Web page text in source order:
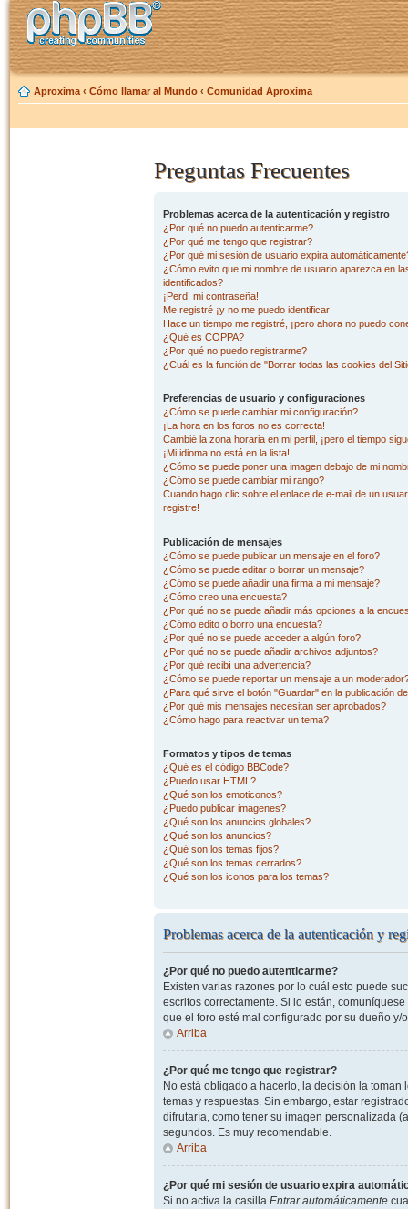
Aproxima ‹ Cómo llamar al Mundo ‹ Comunidad Aproxima
Preguntas Frecuentes
Problemas acerca de la autenticación y registro
¿Por qué no puedo autenticarme?
¿Por qué me tengo que registrar?
¿Por qué mi sesión de usuario expira
¿Cómo evito que mi nombre de usuario aparezca en
identificados?
¡Perdí mi contraseña!
Me registré ¡y no me puedo identificar!
Hace un tiempo me registré, ¡pero ahora no puedo
¿Qué es COPPA?
¿Por qué no puedo registrarme?
¿Cuál es la función de "Borrar todas las cookies del
Preferencias de usuario y configuraciones
¿Cómo se puede cambiar mi configuración?
¡La hora en los foros no es correcta!
Cambié la zona horaria en mi perfil, ¡pero el tiempo
¡Mi idioma no está en la lista!
¿Cómo se puede poner una imagen debajo de mi
¿Cómo se puede cambiar mi rango?
Cuando hago clic sobre el enlace de e-mail de un
registre!
Publicación de mensajes
¿Cómo se puede publicar un mensaje en el foro?
¿Cómo se puede editar o borrar un mensaje?
¿Cómo se puede añadir una firma a mi mensaje?
¿Cómo creo una encuesta?
¿Por qué no se puede añadir más opciones a la
¿Cómo edito o borro una encuesta?
¿Por qué no se puede acceder a algún foro?
¿Por qué no se puede añadir archivos adjuntos?
¿Por qué recibí una advertencia?
¿Cómo se puede reportar un mensaje a un
¿Para qué sirve el botón "Guardar" en la publicación
¿Por qué mis mensajes necesitan ser aprobados?
¿Cómo hago para reactivar un tema?
Formatos y tipos de temas
¿Qué es el código BBCode?
¿Puedo usar HTML?
¿Qué son los emoticonos?
¿Puedo publicar imagenes?
¿Qué son los anuncios globales?
¿Qué son los anuncios?
¿Qué son los temas fijos?
¿Qué son los temas cerrados?
¿Qué son los iconos para los temas?
Problemas acerca de la autenticación y
¿Por qué no puedo autenticarme?
Existen varias razones por lo cuál esto puede
escritos correctamente. Si lo están,
que el foro esté mal configurado por su dueño
Arriba
¿Por qué me tengo que registrar?
No está obligado a hacerlo, la decisión la
temas y respuestas. Sin embargo, estar
difrutaría, como tener su imagen personalizada
segundos. Es muy recomendable.
Arriba
¿Por qué mi sesión de usuario expira
Si no activa la casilla Entrar automáticamente